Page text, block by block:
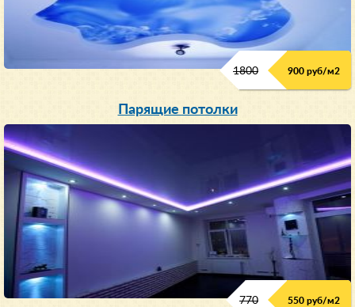
1800 900 руб/м2
Парящие потолки
770 550 руб/м2